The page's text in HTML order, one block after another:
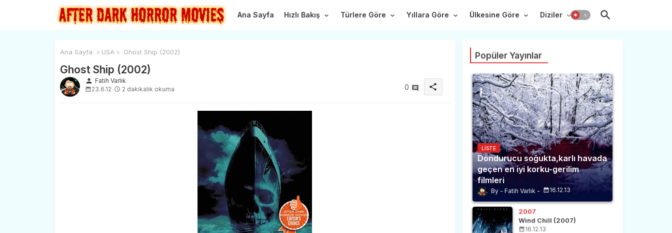
Ana Sayfa Hızlı Bakış Türlere Göre Yıllara Göre Ülkesine Göre Diziler
Ana Sayfa USA Ghost Ship (2002)
Ghost Ship (2002)
person Fatih Varlık
23.6.12
2 dakikalık okuma 0 share
Popüler Yayınlar
LISTE
Dondurucu soğukta,karlı havada
geçen en iyi korku-gerilim
filmleri
Fatih Varlık 16.12.13
2007
Wind Chill (2007)
16.12.13